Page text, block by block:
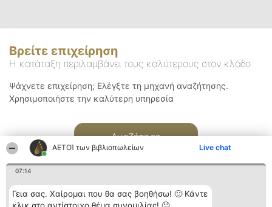
ΑΕΤΟΊ των βιβλιοπωλείων Live chat
07:14
Γεια σας. Χαίρομαι που θα σας βοηθήσω! 🙂 Κάντε
Βρείτε επιχείρηση
Η κατάταξη περιλαμβάνει τους καλύτερους στον κλάδο
Ψάχνετε επιχείρηση; Ελέγξτε τη μηχανή αναζήτησης.
Χρησιμοποιήστε την καλύτερη υπηρεσία
Αναζήτηση